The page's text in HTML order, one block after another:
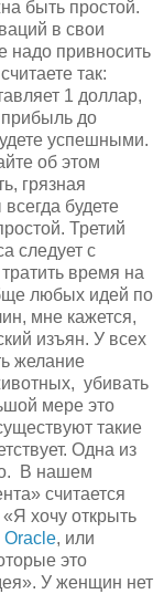
быть простой.
в свои
надо привносить
так:
1 доллар,
до
успешными.
об этом
грязная
будете
Третий
следует с
время на
любых идей по
мне кажется,
изъян. У всех
желание
убивать
мере это
такие
Одна из
В нашем
считается
хочу открыть
Oracle, или
это
У женщин нет